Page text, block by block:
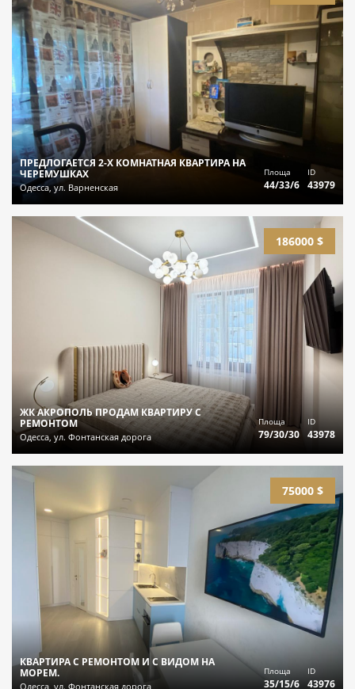
ПРЕДЛОГАЕТСЯ 2-Х КОМНАТНАЯ КВАРТИРА НА
ЧЕРЕМУШКАХ
Одесса, ул. Варненская
Площа
44/33/6
ID
43979
186000 $
ЖК АКРОПОЛЬ ПРОДАМ КВАРТИРУ С
РЕМОНТОМ
Одесса, ул. Фонтанская дорога
Площа
79/30/30
ID
43978
75000 $
КВАРТИРА С РЕМОНТОМ И С ВИДОМ НА
МОРЕМ.
Одесса, ул. Фонтанская дорога
Площа
35/15/6
ID
43976